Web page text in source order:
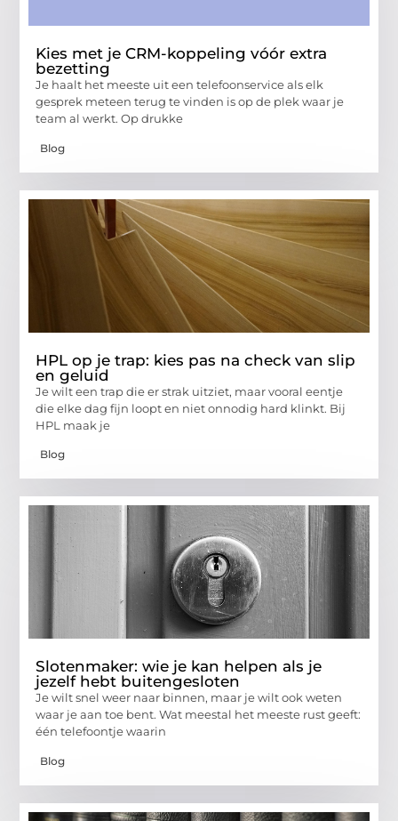
Kies met je CRM-koppeling vóór extra
bezetting
Je haalt het meeste uit een telefoonservice als elk
gesprek meteen terug te vinden is op de plek waar je
team al werkt. Op drukke
Blog
HPL op je trap: kies pas na check van slip
en geluid
Je wilt een trap die er strak uitziet, maar vooral eentje
die elke dag fijn loopt en niet onnodig hard klinkt. Bij
HPL maak je
Blog
Slotenmaker: wie je kan helpen als je
jezelf hebt buitengesloten
Je wilt snel weer naar binnen, maar je wilt ook weten
waar je aan toe bent. Wat meestal het meeste rust geeft:
één telefoontje waarin
Blog